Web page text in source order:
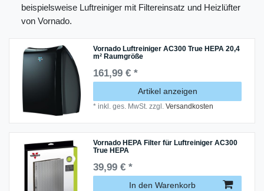
beispielsweise Luftreiniger mit Filtereinsatz und Heizlüfter
von Vornado.
Vornado Luftreiniger AC300 True HEPA 20,4
m² Raumgröße
161,99 € *
Artikel anzeigen
*inkl. ges. MwSt. zzgl.Versandkosten
Vornado HEPA Filter für Luftreiniger AC300
True HEPA
39,99 € *
In den Warenkorb